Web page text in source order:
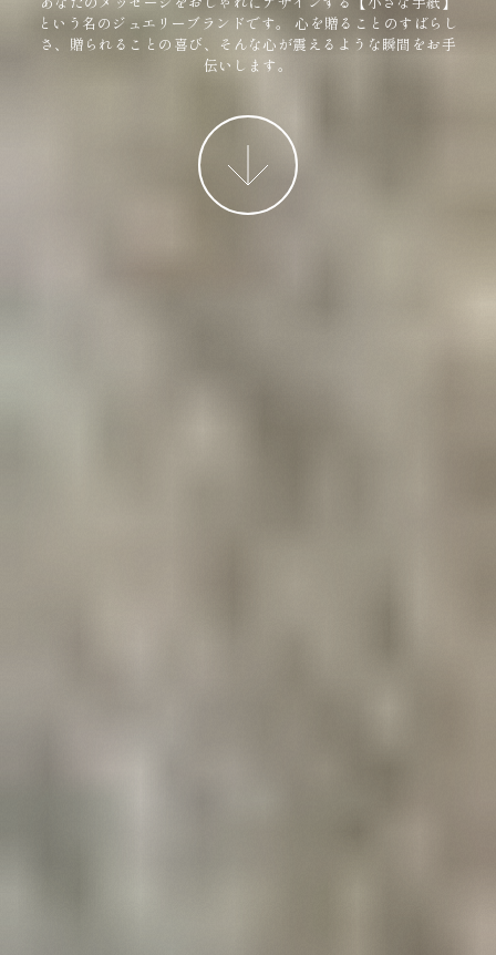
という名のジュエリーブランドです。
心を贈ることのすばらし
さ、贈られることの喜び、そんな心が震えるような瞬間をお手
伝いします。